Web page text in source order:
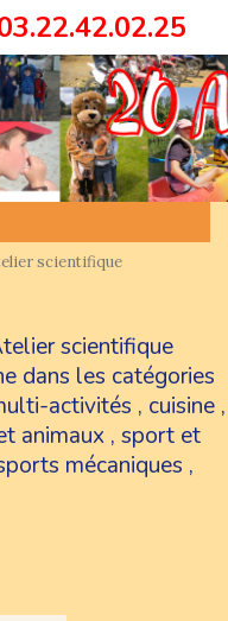
scientifique
scientifique
dans les catégories
activités , cuisine ,
animaux , sport et
mécaniques ,